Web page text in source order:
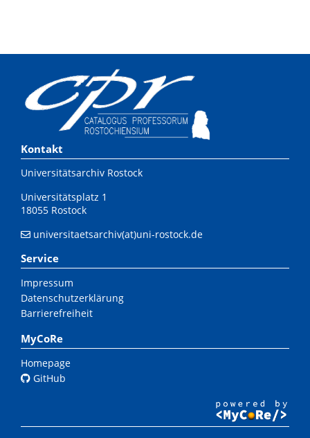
Kontakt
Universitätsarchiv Rostock
Universitätsplatz 1
18055 Rostock
universitaetsarchiv(at)uni-rostock.de
Service
Impressum
Datenschutzerklärung
Barrierefreiheit
MyCoRe
Homepage
GitHub